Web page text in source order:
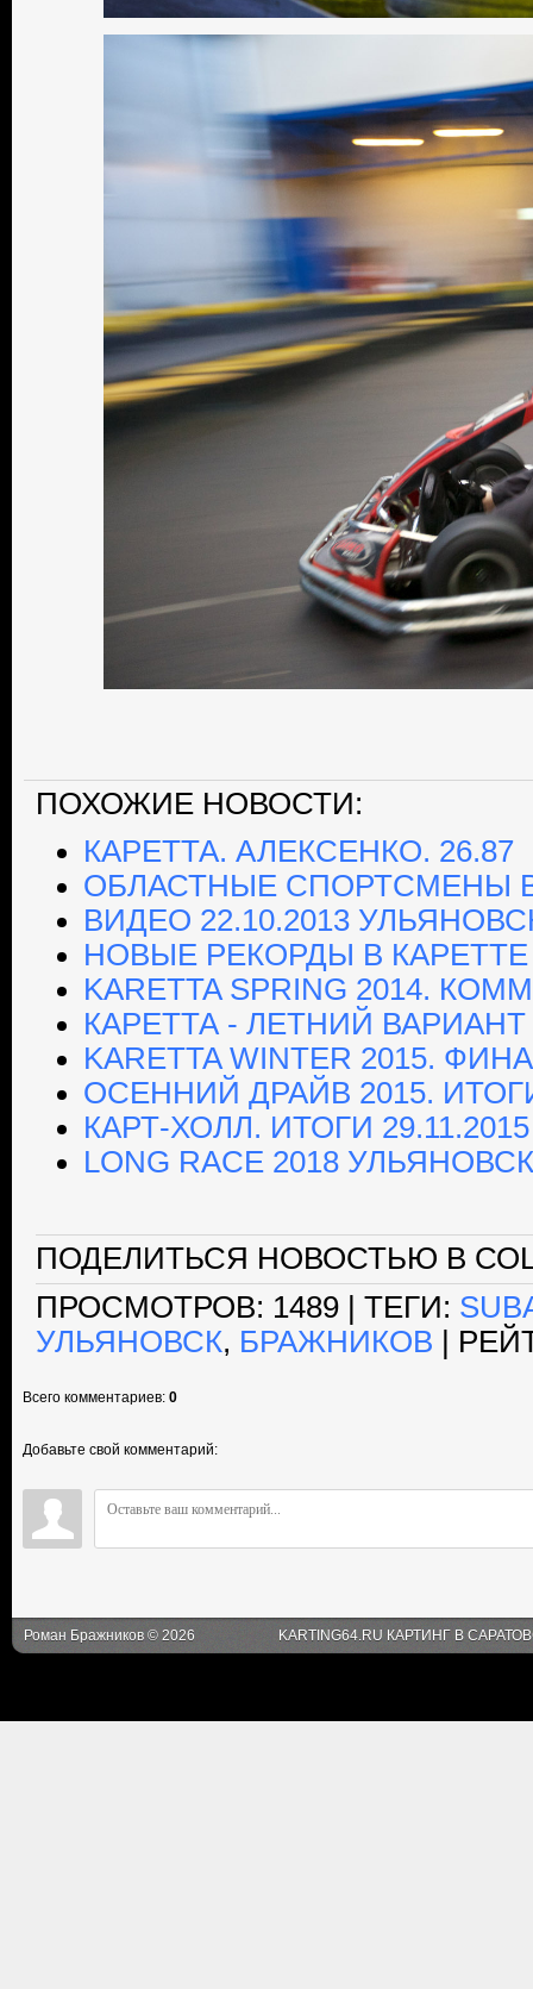
ПОХОЖИЕ НОВОСТИ:
КАРЕТТА. АЛЕКСЕНКО. 26.87
ОБЛАСТНЫЕ СПОРТСМЕНЫ
ВИДЕО 22.10.2013
НОВЫЕ РЕКОРДЫ В КАРЕТТЕ
KARETTA SPRING 2014.
КАРЕТТА - ЛЕТНИЙ ВАРИАНТ
KARETTA WINTER 2015.
ОСЕННИЙ ДРАЙВ 2015.
КАРТ-ХОЛЛ. ИТОГИ 29.11.2015
LONG RACE 2018
ПОДЕЛИТЬСЯ НОВОСТЬЮ В
ПРОСМОТРОВ: 1489 | ТЕГИ:
УЛЬЯНОВСК, БРАЖНИКОВ
Всего комментариев: 0
Добавьте свой комментарий:
Роман Бражников © 2026 KARTING64.RU КАРТИНГ В